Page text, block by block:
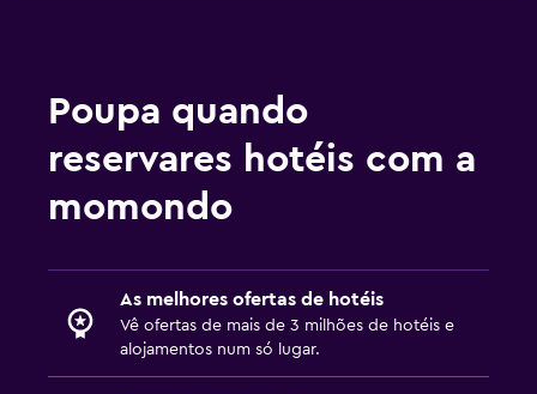
Poupa quando
reservares hotéis com a
momondo
As melhores ofertas de hotéis
Vê ofertas de mais de 3 milhões de hotéis e
alojamentos num só lugar.